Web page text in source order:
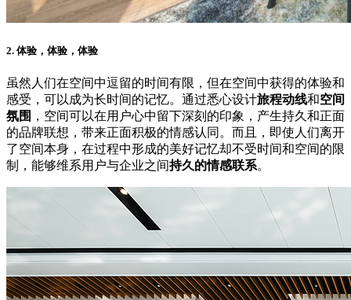
2. 体验，体验，体验
虽然人们在空间中逗留的时间有限，但在空间中获得的体验和
感受，可以成为长时间的记忆。通过悉心设计旅程动线和空间
氛围 ，空间可以在用户心中留下深刻的印象，产生持久和正面
的品牌联想，带来正面积极的情感认同。而且，即使人们离开
了空间本身，在过程中形成的美好记忆却不受时间和空间的限
制，能够维系用户与企业之间持久的情感联系。